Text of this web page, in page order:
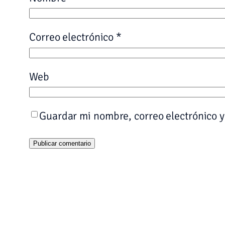
Correo electrónico *
Web
Guardar mi nombre, correo electrónico